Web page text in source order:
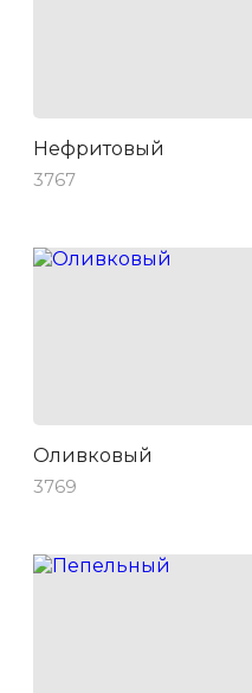
Нефритовый
3767
Оливковый
3769